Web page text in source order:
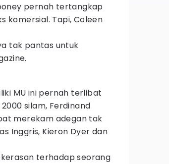
pernah tertangkap
komersial. Tapi, Coleen
tak pantas untuk
MU ini pernah terlibat
silam, Ferdinand
merekam adegan tak
Inggris, Kieron Dyer dan
terhadap seorang